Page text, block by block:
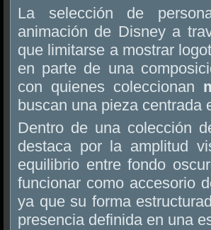
La selección de
animación de Disney a
que limitarse a mostrar
en parte de una
con quienes coleccionan
buscan una pieza centrada
Dentro de una colección
destaca por la amplitud
equilibrio entre fondo
funcionar como accesorio
ya que su forma
presencia definida en una